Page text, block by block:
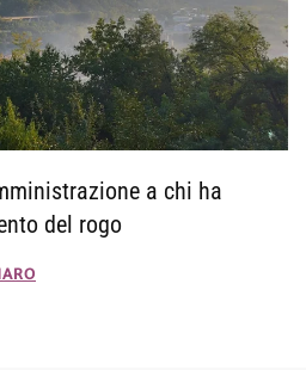
a chi ha
del rogo